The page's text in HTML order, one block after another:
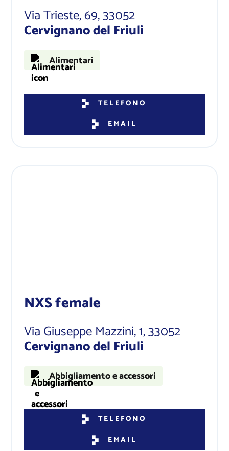
Via Trieste, 69, 33052
Cervignano del Friuli
Alimentari
TELEFONO
EMAIL
NXS female
Via Giuseppe Mazzini, 1, 33052
Cervignano del Friuli
Abbigliamento e accessori
TELEFONO
EMAIL